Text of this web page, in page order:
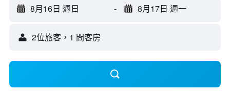
8月16日 週日 - 8月17日 週一
2位旅客，1 間客房